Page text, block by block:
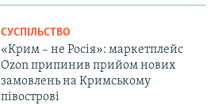
СУСПІЛЬСТВО
«Крим – не Росія»: маркетплейс
Ozon припинив прийом нових
замовлень на Кримському
півострові